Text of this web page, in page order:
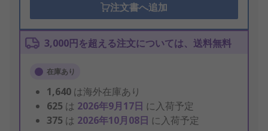
注文書へ追加
3,000円を超える注文については、送料無料
在庫あり
1,640 は海外在庫あり
625 は 2026年9月17日 に入荷予定
375 は 2026年10月08日 に入荷予定